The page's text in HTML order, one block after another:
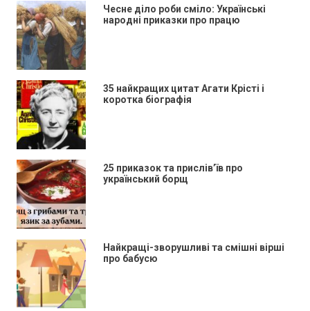
Чесне діло роби сміло: Українські
народні приказки про працю
35 найкращих цитат Агати Крісті і
коротка біографія
25 приказок та прислів’їв про
український борщ
Найкращі-зворушливі та смішні вірші
про бабусю